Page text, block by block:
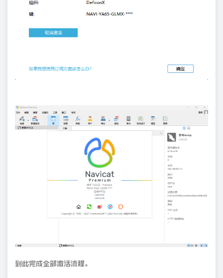
到此完成全部激活流程。